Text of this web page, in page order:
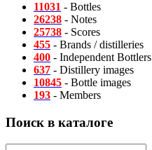
11031 - Bottles
26238 - Notes
25738 - Scores
455 - Brands / distilleries
400 - Independent Bottlers
637 - Distillery images
10845 - Bottle images
193 - Members
Поиск в каталоге